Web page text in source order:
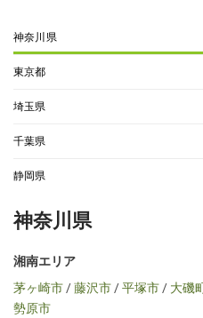
神奈川県
東京都
埼玉県
千葉県
静岡県
神奈川県
湘南エリア
茅ヶ崎市/藤沢市/平塚市/ 大磯
勢原市